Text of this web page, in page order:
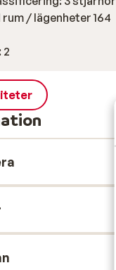
/ lägenheter 164
2